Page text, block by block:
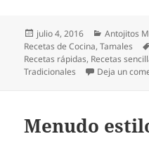
Publicado
el
julio 4, 2016 Categorías
Antojitos
Recetas de Cocina,Tamales
Recetas rápidas, Recetas
Tradicionales
Deja un
Menudo